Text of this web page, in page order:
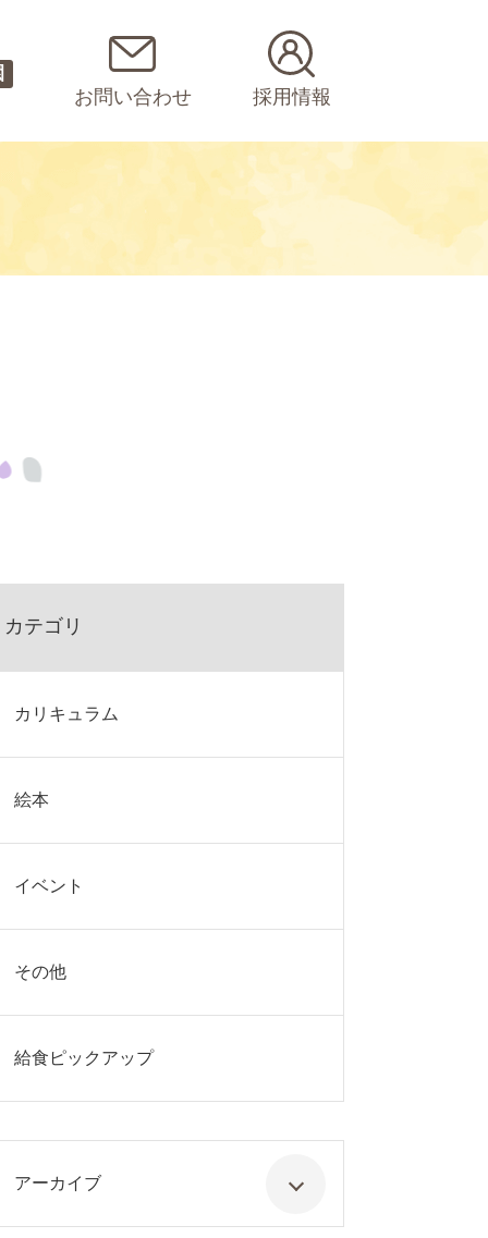
お問い合わせ 採用情報
カテゴリ
カリキュラム
絵本
イベント
その他
給食ピックアップ
アーカイブ